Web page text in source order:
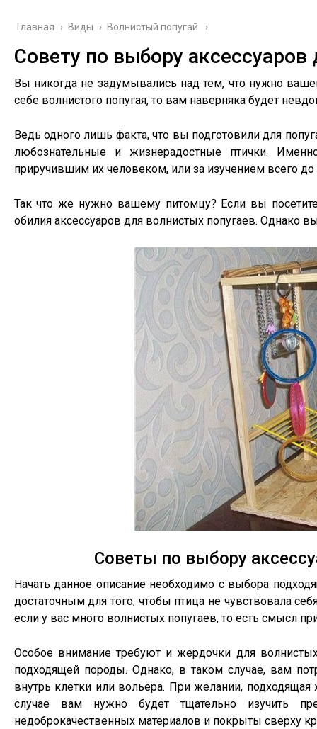
Главная › Виды › Волнистый попугай
Совету по выбору
Вы никогда не задумывались над тем, что нужно
себе волнистого попугая, то вам наверняка будет
Ведь одного лишь факта, что вы подготовили для
любознательные и жизнерадостные птички.
приручившим их человеком, или за изучением всего
Так что же нужно вашему питомцу? Если вы
обилия аксессуаров для волнистых попугаев. Однако
Советы по выбору
Начать данное описание необходимо с выбора
достаточным для того, чтобы птица не чувствовала
если у вас много волнистых попугаев, то есть смысл
Особое внимание требуют и жердочки для
подходящей породы. Однако, в таком случае, вам
внутрь клетки или вольера. При желании,
случае вам нужно будет тщательно изучить
недоброкачественных материалов и покрыты сверху